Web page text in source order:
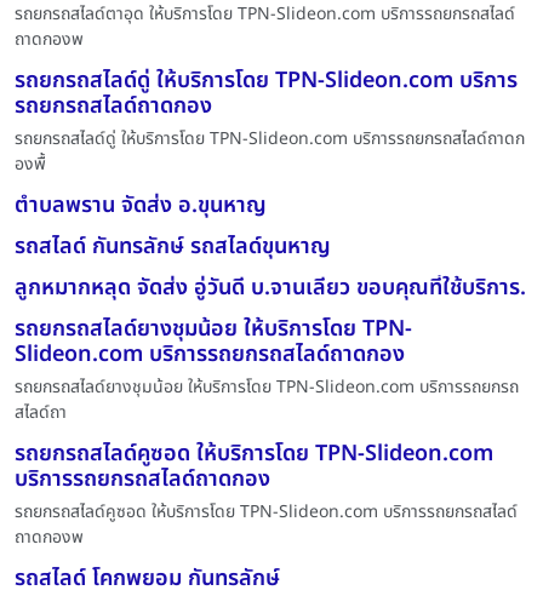
รถยกรถสไลด์ตาอุด ให้บริการโดย TPN-Slideon.com บริการรถยกรถสไลด์
ถาดกองพ
รถยกรถสไลด์ดู่ ให้บริการโดย TPN-Slideon.com บริการ
รถยกรถสไลด์ถาดกอง
รถยกรถสไลด์ดู่ ให้บริการโดย TPN-Slideon.com บริการรถยกรถสไลด์ถาดก
องพื้
ตำบลพราน จัดส่ง อ.ขุนหาญ
รถสไลด์ กันทรลักษ์ รถสไลด์ขุนหาญ
ลูกหมากหลุด จัดส่ง อู่วันดี บ.จานเลียว ขอบคุณที่ใช้บริการ.
รถยกรถสไลด์ยางชุมน้อย ให้บริการโดย TPN-
Slideon.com บริการรถยกรถสไลด์ถาดกอง
รถยกรถสไลด์ยางชุมน้อย ให้บริการโดย TPN-Slideon.com บริการรถยกรถ
สไลด์ถา
รถยกรถสไลด์คูซอด ให้บริการโดย TPN-Slideon.com
บริการรถยกรถสไลด์ถาดกอง
รถยกรถสไลด์คูซอด ให้บริการโดย TPN-Slideon.com บริการรถยกรถสไลด์
ถาดกองพ
รถสไลด์ โคกพยอม กันทรลักษ์